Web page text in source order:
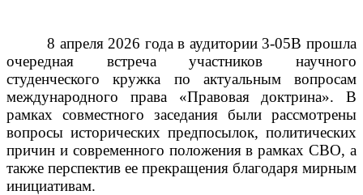
8 апреля 2026 года в аудитории 3-05В прошла
очередная встреча участников научного
студенческого кружка по актуальным вопросам
международного права «Правовая доктрина». В
рамках совместного заседания были рассмотрены
вопросы исторических предпосылок, политических
причин и современного положения в рамках СВО, а
также перспектив ее прекращения благодаря мирным
инициативам.